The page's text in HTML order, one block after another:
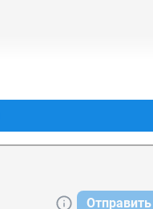
Отправить